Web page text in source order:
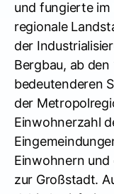
und fungierte
regionale
der
Bergbau, ab
bedeutenderen
der
Einwohnerzahl
Einwohnern
zur Großstadt.